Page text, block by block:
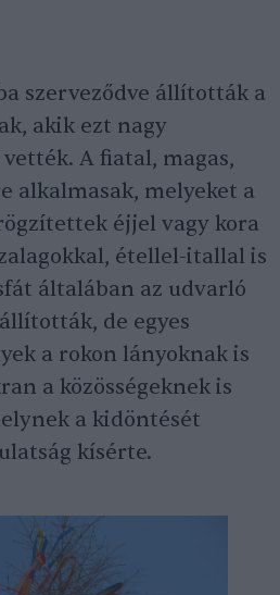
szerveződve állították a
akik ezt nagy
A fiatal, magas,
alkalmasak, melyeket a
éjjel vagy kora
étellel-itallal is
általában az udvarló
de egyes
a rokon lányoknak is
a közösségeknek is
a kidöntését
kísérte.